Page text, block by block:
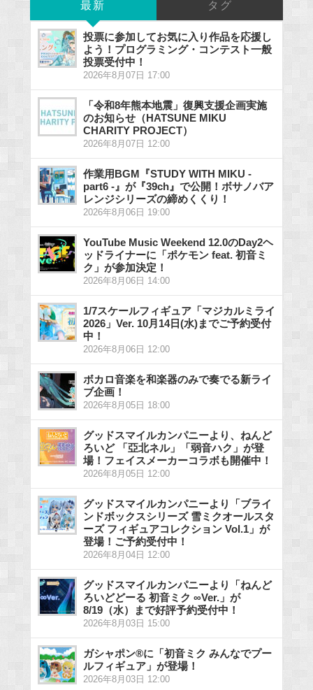
最新 タグ
投票に参加してお気に入り作品を応援し
よう！プログラミング・コンテスト一般
投票受付中！
2026年8月07日 17:00
「令和8年熊本地震」復興支援企画実施
のお知らせ（HATSUNE MIKU
CHARITY PROJECT）
2026年8月07日 12:00
作業用BGM『STUDY WITH MIKU -
part6 -』が『39ch』で公開！ボサノバア
レンジシリーズの締めくくり！
2026年8月06日 19:00
YouTube Music Weekend 12.0のDay2ヘ
ッドライナーに「ポケモン feat. 初音ミ
ク」が参加決定！
2026年8月06日 14:00
1/7スケールフィギュア「マジカルミライ
2026」Ver. 10月14日(水)までご予約受付
中！
2026年8月06日 12:00
ボカロ音楽を和楽器のみで奏でる新ライ
ブ企画！
2026年8月05日 18:00
グッドスマイルカンパニーより、ねんど
ろいど 「亞北ネル」「弱音ハク」が登
場！フェイスメーカーコラボも開催中！
2026年8月05日 12:00
グッドスマイルカンパニーより「ブライ
ンドボックスシリーズ 雪ミクオールスタ
ーズ フィギュアコレクション Vol.1」が
登場！ご予約受付中！
2026年8月04日 12:00
グッドスマイルカンパニーより「ねんど
ろいどどーる 初音ミク ∞Ver.」が
8/19（水）まで好評予約受付中！
2026年8月03日 15:00
ガシャポン®に「初音ミク みんなでプー
ルフィギュア」が登場！
2026年8月03日 12:00